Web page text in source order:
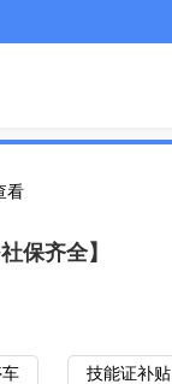
看
保齐全】
技能证补贴